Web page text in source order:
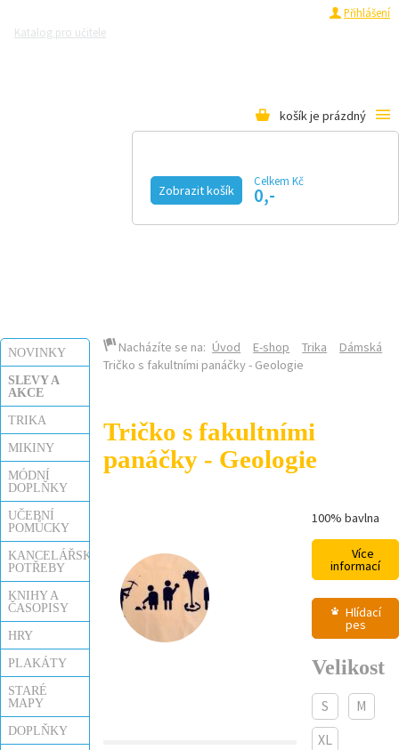
Přihlášení
Katalog pro učitele
košík je prázdný
Zobrazit košík
Celkem Kč
0,-
KALENDÁŘ AKCÍ
MAGAZÍN
NOVINKY
SLEVY A
AKCE
TRIKA
MIKINY
MÓDNÍ
DOPLŇKY
UČEBNÍ
POMŮCKY
KANCELÁŘSKÉ
POTŘEBY
KNIHY A
ČASOPISY
HRY
PLAKÁTY
STARÉ
MAPY
DOPLŇKY
Nacházíte se na: Úvod E-shop Trika
Dámská
Tričko s fakultními panáčky - Geologie
Tričko s fakultními
panáčky - Geologie
100% bavlna
Více
informací
Hlídací
pes
Velikost
S
M
XL